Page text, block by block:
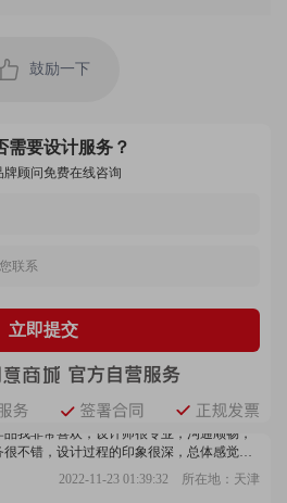
鼓励一下
需要设计服务？
牌顾问免费在线咨询
立即提交
错！
2022-09-19 01:46:27 所在地：河南
内完成，设计效果非常好！
2022-12-03 07:03:13 所在地：山东
力，设计师沟通顺畅，设计非常精美，出稿
力很强，设计师服务态度好，严谨认真，客
，设计的体验感非常好，推荐给大家！
2023-04-25 06:52:24 所在地：上海
品我非常喜欢，设计师很专业，沟通顺畅，
很不错，设计过程的印象很深，总体感觉非
！
2022-11-23 01:39:32 所在地：天津